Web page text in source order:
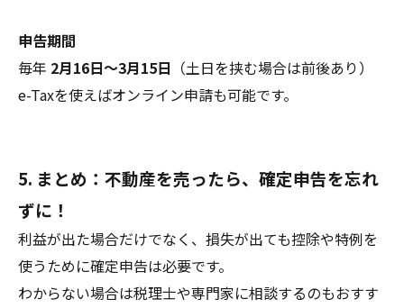
申告期間
毎年 2月16日〜3月15日 （土日を挟む場合は前後あり）
e-Taxを使えばオンライン申請も可能です。
5. まとめ：不動産を売ったら、確定申告を忘れ
ずに！
利益が出た場合だけでなく、損失が出ても控除や特例を
使うために確定申告は必要です。
わからない場合は税理士や専門家に相談するのもおすす